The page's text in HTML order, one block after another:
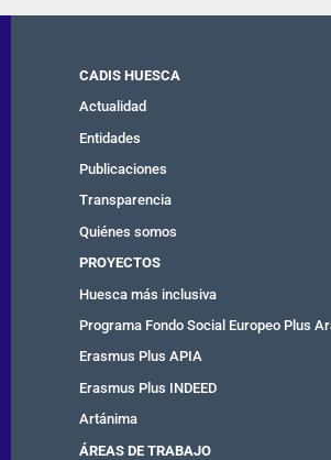
CADIS HUESCA
Actualidad
Entidades
Publicaciones
Transparencia
Quiénes somos
PROYECTOS
Huesca más inclusiva
Programa Fondo Social Europeo Plus
Erasmus Plus APIA
Erasmus Plus INDEED
Artánima
ÁREAS DE TRABAJO